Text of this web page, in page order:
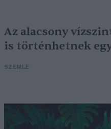
Az alacsony
is történhetnek
SZEMLE